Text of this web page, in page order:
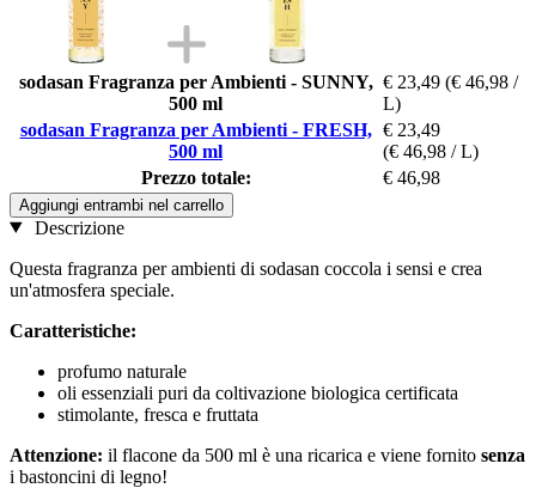
sodasan Fragranza per Ambienti - SUNNY,
500 ml
€ 23,49 (€ 46,98 /
L)
sodasan Fragranza per Ambienti - FRESH,
500 ml
€ 23,49
(€ 46,98 / L)
Prezzo totale:
€ 46,98
Aggiungi entrambi nel carrello
Descrizione
Questa fragranza per ambienti di sodasan coccola i sensi e crea
un'atmosfera speciale.
Caratteristiche:
profumo naturale
oli essenziali puri da coltivazione biologica certificata
stimolante, fresca e fruttata
Attenzione: il flacone da 500 ml è una ricarica e viene fornito senza
i bastoncini di legno!